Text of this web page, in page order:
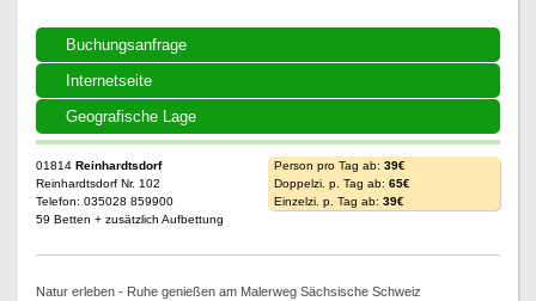
Buchungsanfrage
Internetseite
Geografische Lage
01814 Reinhardtsdorf
Reinhardtsdorf Nr. 102
Telefon: 035028 859900
59 Betten + zusätzlich Aufbettung
Person pro Tag ab: 39€
Doppelzi. p. Tag ab: 65€
Einzelzi. p. Tag ab: 39€
Natur erleben - Ruhe genießen am Malerweg Sächsische Schweiz